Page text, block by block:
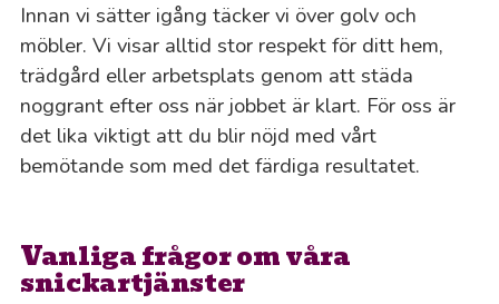
Innan vi sätter igång täcker vi över golv och
möbler. Vi visar alltid stor respekt för ditt hem,
trädgård eller arbetsplats genom att städa
noggrant efter oss när jobbet är klart. För oss är
det lika viktigt att du blir nöjd med vårt
bemötande som med det färdiga resultatet.
Vanliga frågor om våra
snickartjänster